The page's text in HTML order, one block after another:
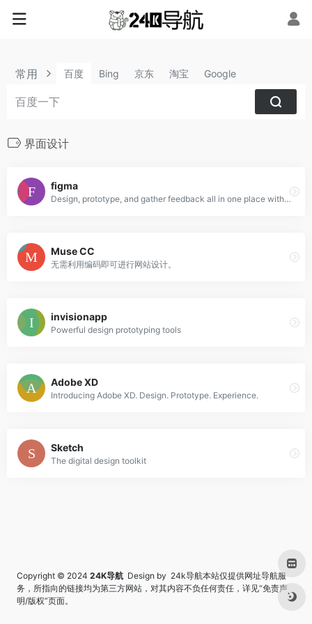
常用 百度 Bing 京东 淘宝 Google
界面设计
figma
Design, prototype, and gather feedback all in one place with Figma.
Muse CC
无需利用编码即可进行网站设计。
invisionapp
Powerful design prototyping tools
Adobe XD
Introducing Adobe XD. Design. Prototype. Experience.
Sketch
The digital design toolkit
Copyright © 2024 24K导航 Design by 24k导航本站仅提供网址导航服
务，所指向的链接均为第三方网站，对其内容不负任何责任，详见“免责声
明/版权”页面。